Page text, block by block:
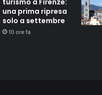
una prima ripresa
solo a settembre
10 ore fa